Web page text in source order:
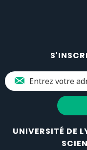
UNIVERSITÉ DE